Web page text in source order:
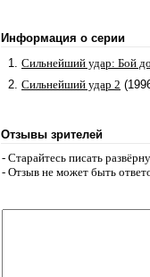
Информация о серии
1. Сильнейший удар: Бой
2. Сильнейший удар 2
Отзывы зрителей
- Старайтесь писать
- Отзыв не может быть